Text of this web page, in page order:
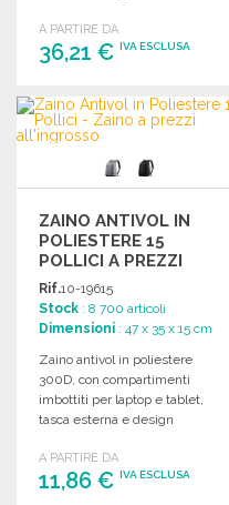
cm.
A PARTIRE DA
36,21 € IVA ESCLUSA
ORDINARE
Richiedi un preventivo
ZAINO ANTIVOL IN
POLIESTERE 15
POLLICI A PREZZI
ALL'INGROSSO
Rif.10-19615
Stock : 8 700 articoli
Dimensioni : 47 x 35 x 15 cm
Zaino antivol in poliestere
300D, con compartimenti
imbottiti per laptop e tablet,
tasca esterna e design
A PARTIRE DA
11,86 € IVA ESCLUSA